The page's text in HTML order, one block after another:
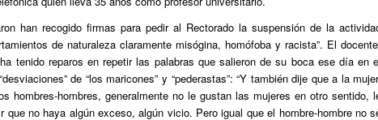
han recogido firmas para pedir al Rectorado la suspensión de la
de naturaleza claramente misógina, homófoba y racista”. El
tenido reparos en repetir las palabras que salieron de su boca ese día en
de “los maricones” y “pederastas”: “Y también dije que a la
hombres-hombres, generalmente no le gustan las mujeres en otro sentido,
no haya algún exceso, algún vicio. Pero igual que el hombre-hombre no